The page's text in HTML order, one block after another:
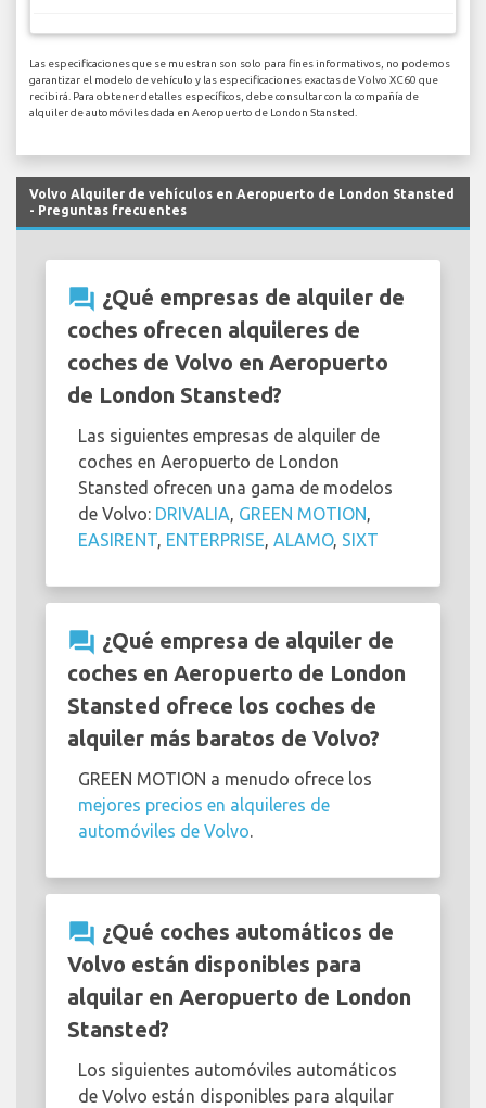
Las especificaciones que se muestran son solo para fines informativos, no podemos
garantizar el modelo de vehículo y las especificaciones exactas de Volvo XC60 que
recibirá. Para obtener detalles específicos, debe consultar con la compañía de
alquiler de automóviles dada en Aeropuerto de London Stansted.
Volvo Alquiler de vehículos en Aeropuerto de London Stansted
- Preguntas frecuentes
question_answer ¿Qué empresas de alquiler de
coches ofrecen alquileres de
coches de Volvo en Aeropuerto
de London Stansted?
Las siguientes empresas de alquiler de
coches en Aeropuerto de London
Stansted ofrecen una gama de modelos
de Volvo: DRIVALIA, GREEN MOTION,
EASIRENT, ENTERPRISE, ALAMO, SIXT
question_answer ¿Qué empresa de alquiler de
coches en Aeropuerto de London
Stansted ofrece los coches de
alquiler más baratos de Volvo?
GREEN MOTION a menudo ofrece los
mejores precios en alquileres de
automóviles de Volvo.
question_answer ¿Qué coches automáticos de
Volvo están disponibles para
alquilar en Aeropuerto de London
Stansted?
Los siguientes automóviles automáticos
de Volvo están disponibles para alquilar